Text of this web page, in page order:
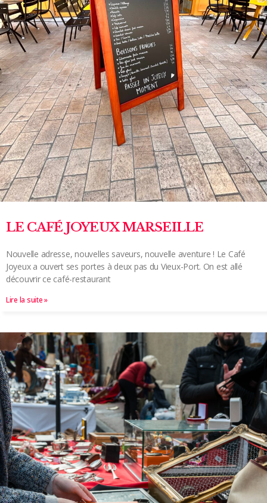
LE CAFÉ JOYEUX MARSEILLE
Nouvelle adresse, nouvelles saveurs, nouvelle aventure ! Le Café
Joyeux a ouvert ses portes à deux pas du Vieux-Port. On est allé
découvrir ce café-restaurant
Lire la suite »